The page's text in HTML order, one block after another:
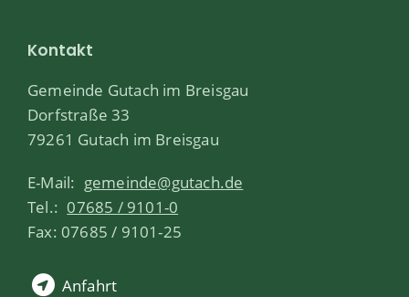
Kontakt
Gemeinde Gutach im Breisgau
Dorfstraße 33
79261 Gutach im Breisgau
E-Mail: gemeinde@gutach.de
Tel.: 07685 / 9101-0
Fax: 07685 / 9101-25
Anfahrt